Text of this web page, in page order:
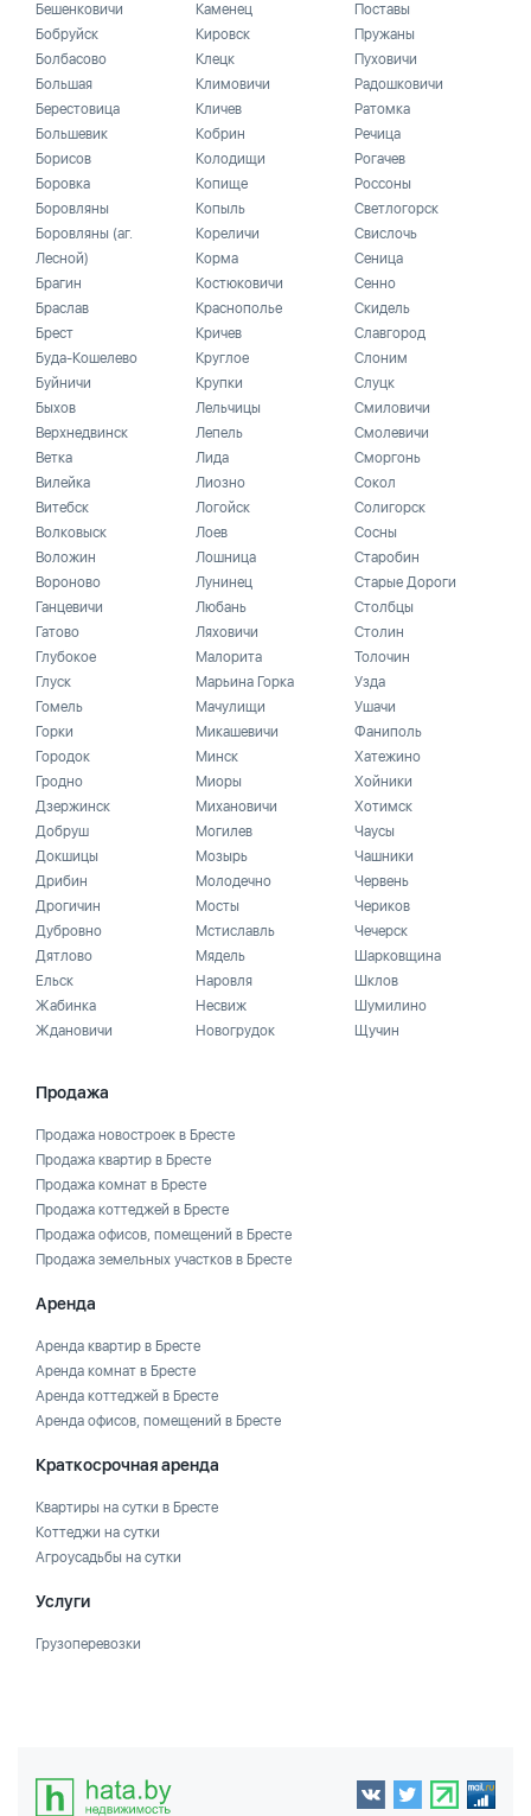
Бешенковичи
Бобруйск
Болбасово
Большая
Берестовица
Большевик
Борисов
Боровка
Боровляны
Боровляны (аг.
Лесной)
Брагин
Браслав
Брест
Буда-Кошелево
Буйничи
Быхов
Верхнедвинск
Ветка
Вилейка
Витебск
Волковыск
Воложин
Вороново
Ганцевичи
Гатово
Глубокое
Глуск
Гомель
Горки
Городок
Гродно
Дзержинск
Добруш
Докшицы
Дрибин
Дрогичин
Дубровно
Дятлово
Ельск
Жабинка
Ждановичи
Каменец
Кировск
Клецк
Климовичи
Кличев
Кобрин
Колодищи
Копище
Копыль
Кореличи
Корма
Костюковичи
Краснополье
Кричев
Круглое
Крупки
Лельчицы
Лепель
Лида
Лиозно
Логойск
Лоев
Лошница
Лунинец
Любань
Ляховичи
Малорита
Марьина Горка
Мачулищи
Микашевичи
Минск
Миоры
Михановичи
Могилев
Мозырь
Молодечно
Мосты
Мстиславль
Мядель
Наровля
Несвиж
Новогрудок
Поставы
Пружаны
Пуховичи
Радошковичи
Ратомка
Речица
Рогачев
Россоны
Светлогорск
Свислочь
Сеница
Сенно
Скидель
Славгород
Слоним
Слуцк
Смиловичи
Смолевичи
Сморгонь
Сокол
Солигорск
Сосны
Старобин
Старые Дороги
Столбцы
Столин
Толочин
Узда
Ушачи
Фаниполь
Хатежино
Хойники
Хотимск
Чаусы
Чашники
Червень
Чериков
Чечерск
Шарковщина
Шклов
Шумилино
Щучин
Продажа
Продажа новостроек в Бресте
Продажа квартир в Бресте
Продажа комнат в Бресте
Продажа коттеджей в Бресте
Продажа офисов, помещений в Бресте
Продажа земельных участков в Бресте
Аренда
Аренда квартир в Бресте
Аренда комнат в Бресте
Аренда коттеджей в Бресте
Аренда офисов, помещений в Бресте
Краткосрочная аренда
Квартиры на сутки в Бресте
Коттеджи на сутки
Агроусадьбы на сутки
Услуги
Грузоперевозки